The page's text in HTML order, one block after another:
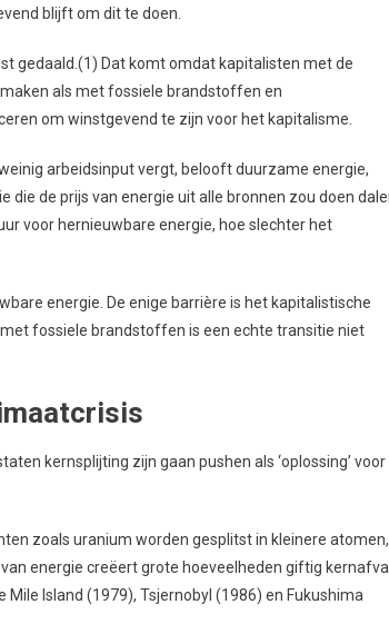
blijft om dit te doen.
gedaald.(1) Dat komt omdat kapitalisten met de
als met fossiele brandstoffen en
om winstgevend te zijn voor het kapitalisme.
arbeidsinput vergt, belooft duurzame energie,
die de prijs van energie uit alle bronnen zou doen
voor hernieuwbare energie, hoe slechter het
energie. De enige barrière is het kapitalistische
fossiele brandstoffen is een echte transitie niet
kernsplijting zijn gaan pushen als ‘oplossing’ voor
zoals uranium worden gesplitst in kleinere atomen,
energie creëert grote hoeveelheden giftig
Island (1979), Tsjernobyl (1986) en Fukushima